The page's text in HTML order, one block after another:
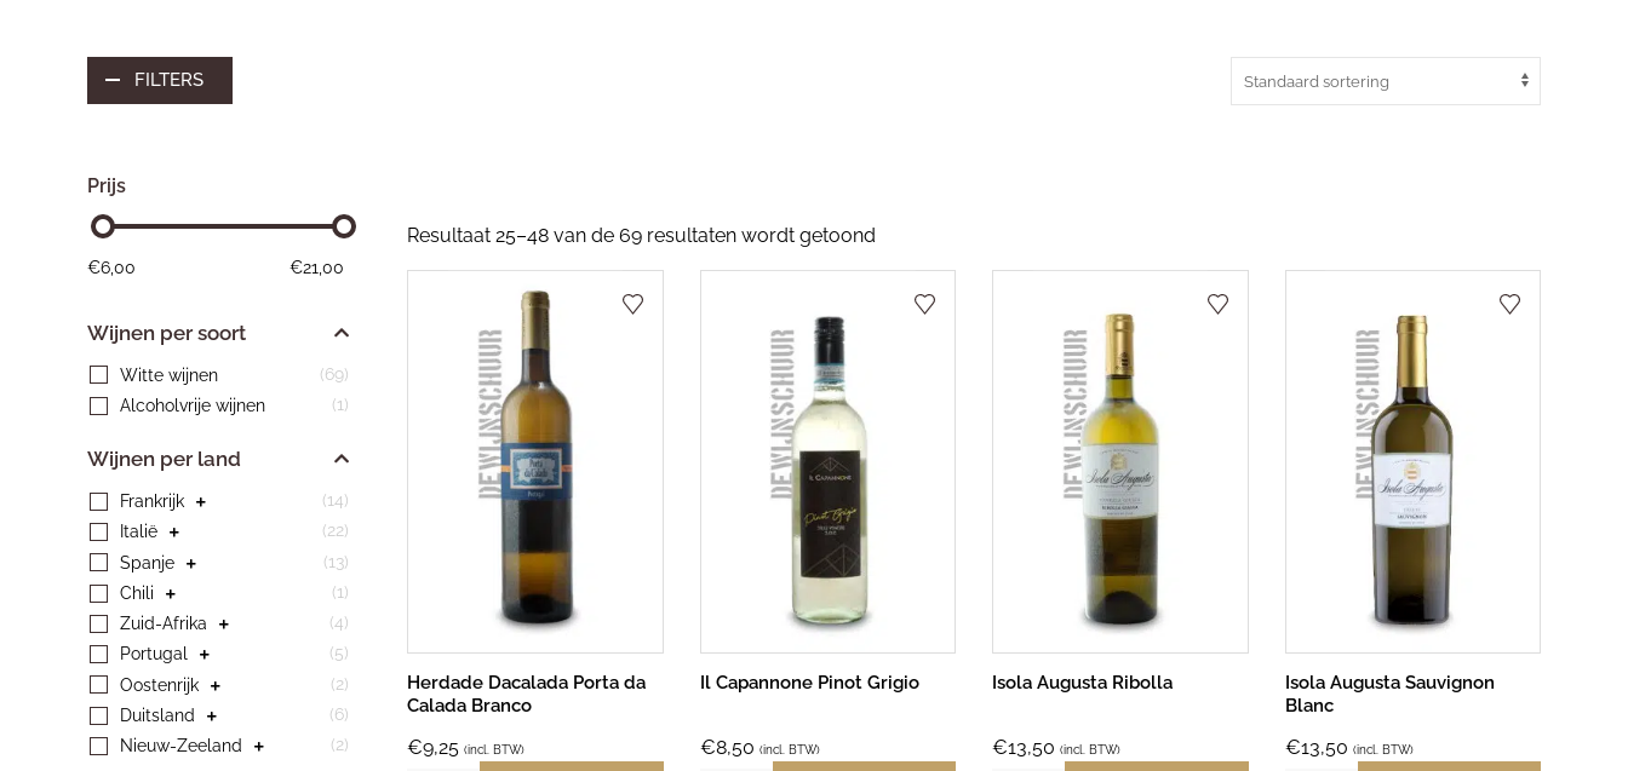
FILTERS
Resultaat 25–48 van de 69 resultaten wordt getoond
Herdade Dacalada Porta da
Calada Branco
€9,25 (incl. BTW)
Il Capannone Pinot Grigio
€8,50 (incl. BTW)
Isola Augusta Ribolla
€13,50 (incl. BTW)
Isola Augusta Sauvignon
Blanc
€13,50 (incl. BTW)
Prijs
€6,00 €21,00
Wijnen per soort
Witte wijnen
(69)
Alcoholvrije wijnen
(1)
Wijnen per land
Frankrijk
(14)
Italië
(22)
Spanje
(13)
Chili
(1)
Zuid-Afrika
(4)
Portugal
(5)
Oostenrijk
(2)
Duitsland
(6)
Nieuw-Zeeland
(2)